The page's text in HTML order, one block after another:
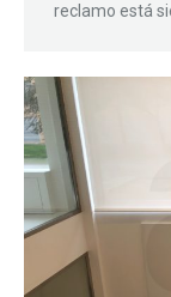
reclamo está